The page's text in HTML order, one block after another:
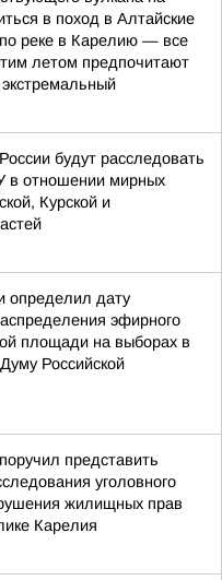
в поход в Алтайские
реке в Карелию — все
летом предпочитают
будут расследовать
в отношении мирных
Курской и
определил дату
эфирного
площади на выборах в
Российской
представить
уголовного
жилищных прав
Карелия